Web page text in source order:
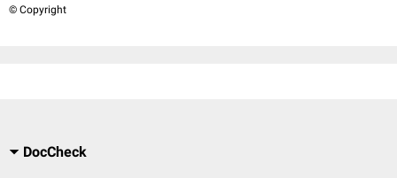
© Copyright
DocCheck